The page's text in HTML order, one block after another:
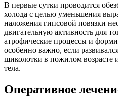
В первые сутки проводится
холода с целью уменьшения
наложения гипсовой повязки
двигательную активность для
атрофические процессы и
особенно важно, если
щиколотки в пожилом возрасте
тела.
Оперативное